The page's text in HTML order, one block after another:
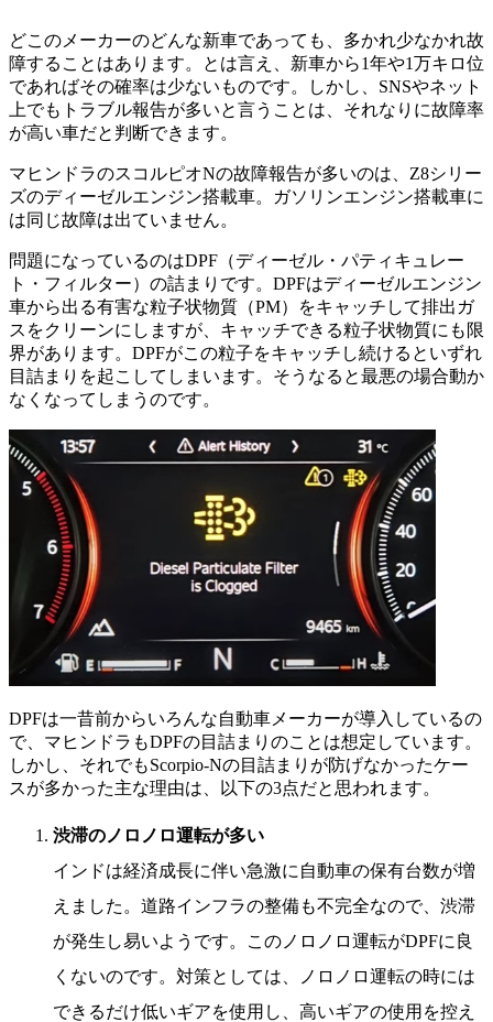
どこのメーカーのどんな新車であっても、多かれ少なかれ故
障することはあります。とは言え、新車から1年や1万キロ位
であればその確率は少ないものです。しかし、SNSやネット
上でもトラブル報告が多いと言うことは、それなりに故障率
が高い車だと判断できます。
マヒンドラのスコルピオNの故障報告が多いのは、Z8シリー
ズのディーゼルエンジン搭載車。ガソリンエンジン搭載車に
は同じ故障は出ていません。
問題になっているのはDPF（ディーゼル・パティキュレー
ト・フィルター）の詰まりです。DPFはディーゼルエンジン
車から出る有害な粒子状物質（PM）をキャッチして排出ガ
スをクリーンにしますが、キャッチできる粒子状物質にも限
界があります。DPFがこの粒子をキャッチし続けるといずれ
目詰まりを起こしてしまいます。そうなると最悪の場合動か
なくなってしまうのです。
DPFは一昔前からいろんな自動車メーカーが導入しているの
で、マヒンドラもDPFの目詰まりのことは想定しています。
しかし、それでもScorpio-Nの目詰まりが防げなかったケー
スが多かった主な理由は、以下の3点だと思われます。
渋滞のノロノロ運転が多い
インドは経済成長に伴い急激に自動車の保有台数が増
えました。道路インフラの整備も不完全なので、渋滞
が発生し易いようです。このノロノロ運転がDPFに良
くないのです。対策としては、ノロノロ運転の時には
できるだけ低いギアを使用し、高いギアの使用を控え